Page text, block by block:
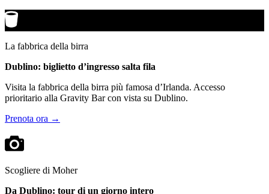
La fabbrica della birra
Dublino: biglietto d’ingresso salta fila
Visita la fabbrica della birra più famosa d’Irlanda. Accesso
prioritario alla Gravity Bar con vista su Dublino.
Prenota ora →
Scogliere di Moher
Da Dublino: tour di un giorno intero